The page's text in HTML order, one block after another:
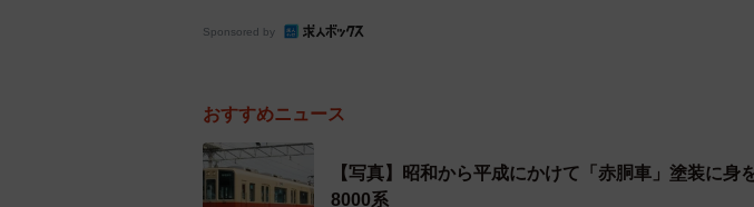
Sponsored by
おすすめニュース
【写真】昭和から平成にかけて「赤胴車」塗装に身
8000系